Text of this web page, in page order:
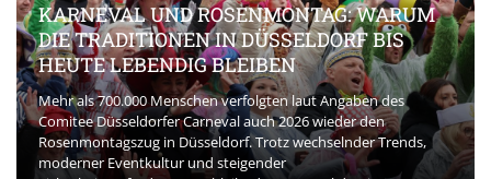
KARNEVAL UND ROSENMONTAG: WARUM
DIE TRADITIONEN IN DÜSSELDORF BIS
HEUTE LEBENDIG BLEIBEN
Mehr als 700.000 Menschen verfolgten laut Angaben des
Comitee Düsseldorfer Carneval auch 2026 wieder den
Rosenmontagszug in Düsseldorf. Trotz wechselnder Trends,
moderner Eventkultur und steigender